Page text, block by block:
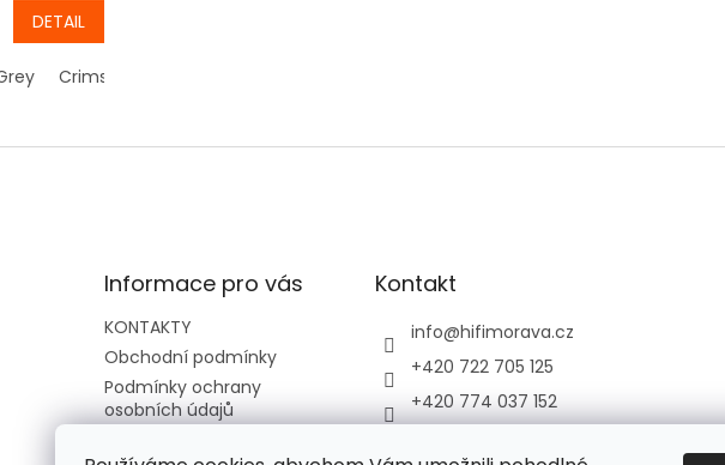
DETAIL
Crimson Red
Informace pro vás
KONTAKTY
Obchodní podmínky
Podmínky ochrany
osobních údajů
Kontakt
info@hifimorava.cz
+420 722 705 125
+420 774 037 152